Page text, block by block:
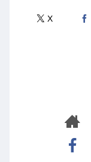
X